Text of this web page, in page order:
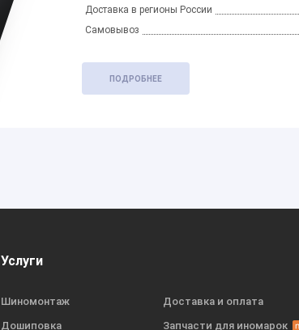
Доставка в регионы России
Самовывоз
ПОДРОБНЕЕ
Услуги
Шиномонтаж
Дошиповка
Доставка и оплата
Запчасти для иномарок